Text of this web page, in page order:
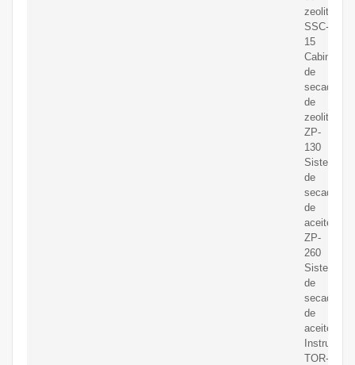
zeolita;
SSC-
15
Cabinas
de
secado
de
zeolita;
ZP-
130
Sistema
de
secado
de
aceite;
ZP-
260
Sistema
de
secado
de
aceite;
TOR-